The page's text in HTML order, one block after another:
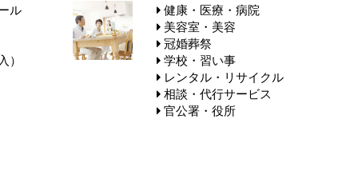
ル
健康・医療・病院
美容室・美容
冠婚葬祭
学校・習い事
レンタル・リサイクル
相談・代行サービス
官公署・役所